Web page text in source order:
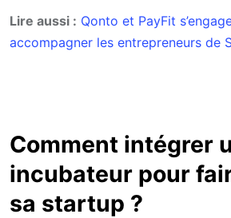
Lire aussi : Qonto et PayFit
accompagner les entrepreneurs de
Comment intégrer
incubateur pour
sa startup ?